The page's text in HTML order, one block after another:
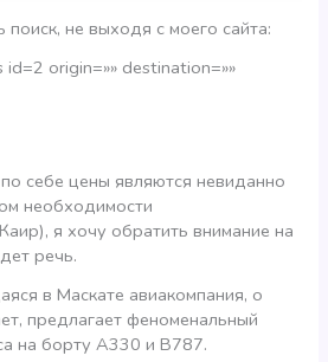
не выходя с моего сайта:
origin=»» destination=»»
себе цены являются невиданно
необходимости
я хочу обратить внимание на
речь.
в Маскате авиакомпания, о
предлагает феноменальный
на борту A330 и B787.